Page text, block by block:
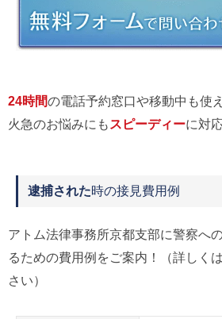
24時間の電話予約窓口や移動中も使
火急のお悩みにも スピーディーに対
逮捕された時の接見費用例
アトム法律事務所京都支部に警察へ
るための費用例をご案内！（詳しく
さい）